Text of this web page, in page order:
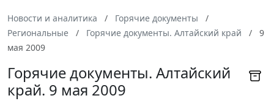
Новости и аналитика
Горячие документы
Региональные
Горячие документы. Алтайский край
9
мая 2009
Горячие документы. Алтайский
край. 9 мая 2009